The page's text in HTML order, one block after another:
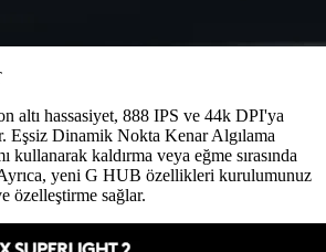
altı hassasiyet, 888 IPS ve 44k DPI'ya
Eşsiz Dinamik Nokta Kenar Algılama
kullanarak kaldırma veya eğme sırasında
yeni G HUB özellikleri kurulumunuz
özelleştirme sağlar.